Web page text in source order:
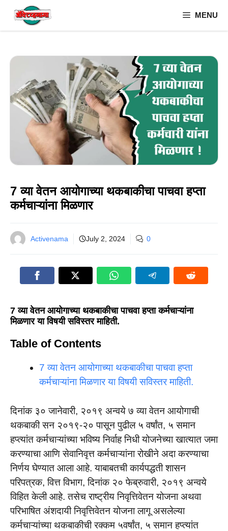
MENU
7 व्या वेतन आयोगाच्या थकबाकीचा पाचवा हप्ता
कर्मचाऱ्यांना मिळणार
Activenama July 2, 2024 0
7 व्या वेतन आयोगाच्या थकबाकीचा पाचवा हप्ता कर्मचाऱ्यांना
मिळणार या विषयी सविस्तर माहिती.
Table of Contents
7 व्या वेतन आयोगाच्या थकबाकीचा पाचवा हप्ता
कर्मचाऱ्यांना मिळणार या विषयी सविस्तर माहिती.
दिनांक ३० जानेवारी, २०१९ अन्वये ७ व्या वेतन आयोगाची
थकबाकी सन २०१९-२० पासून पुढील ५ वर्षांत, ५ समान
हप्त्यांत कर्मचाऱ्यांच्या भविष्य निर्वाह निधी योजनेच्या खात्यात जमा
करण्याचा आणि सेवानिवृत्त कर्मचाऱ्यांना रोखीने अदा करण्याचा
निर्णय घेण्यात आला आहे. याबाबतची कार्यपद्धती शासन
परिपत्रक, वित्त विभाग, दिनांक २० फेब्रुवारी, २०१९ अन्वये
विहित केली आहे. तसेच राष्ट्रीय निवृत्तिवेतन योजना अथवा
परिभाषित अंशदायी निवृत्तिवेतन योजना लागू असलेल्या
कर्मचाऱ्यांच्या थकबाकीची रक्कम ५वर्षांत, ५ समान हप्त्यांत